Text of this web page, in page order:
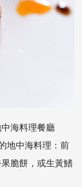
海料理餐廳
地中海料理：前
脆餅，或生黃鰭